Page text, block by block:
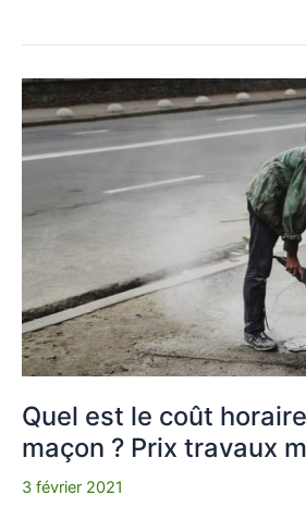
Quel est le coût horaire
maçon ? Prix travaux
3 février 2021
Quel
est
le
d’un
Prix
travaux
maçonnerie